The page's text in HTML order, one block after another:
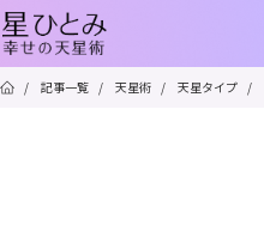
/ 記事一覧 / 天星術 / 天星タイプ /